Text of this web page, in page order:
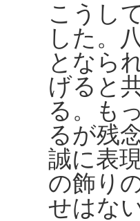
こうし
した。
となら
げると
る。も
るが残
誠に表
の飾り
せはない